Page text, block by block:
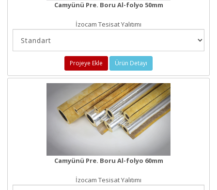
Camyünü Pre. Boru Al-folyo 50mm
İzocam Tesisat Yalıtımı
Projeye Ekle Ürün Detayı
Camyünü Pre. Boru Al-folyo 60mm
İzocam Tesisat Yalıtımı